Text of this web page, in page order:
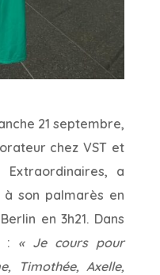
21 septembre,
chez VST et
a
son palmarès en
en 3h21. Dans
: « Je cours pour
Timothée, Axelle,